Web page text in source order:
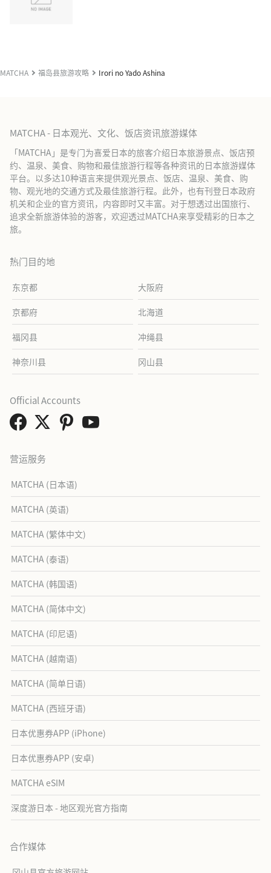
MATCHA 福岛县旅游攻略 Irori no Yado Ashina
MATCHA - 日本观光、文化、饭店资讯旅游媒体
「MATCHA」是专门为喜爱日本的旅客介绍日本旅游景点、饭店预
约、温泉、美食、购物和最佳旅游行程等各种资讯的日本旅游媒体
平台。以多达10种语言来提供观光景点、饭店、温泉、美食、购
物、观光地的交通方式及最佳旅游行程。此外，也有刊登日本政府
机关和企业的官方资讯，内容即时又丰富。对于想透过出国旅行、
追求全新旅游体验的游客，欢迎透过MATCHA来享受精彩的日本之
旅。
热门目的地
东京都 大阪府
京都府 北海道
福冈县 冲绳县
神奈川县 冈山县
营运服务
MATCHA (日本语)
MATCHA (英语)
MATCHA (繁体中文)
MATCHA (泰语)
MATCHA (韩国语)
MATCHA (简体中文)
MATCHA (印尼语)
MATCHA (越南语)
MATCHA (简单日语)
MATCHA (西班牙语)
日本优惠券APP (iPhone)
日本优惠券APP (安卓)
MATCHA eSIM
深度游日本 - 地区观光官方指南
合作媒体
Official Accounts